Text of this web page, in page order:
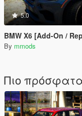
5.0
BMW X6 [Add-On /
By mmods
Πιο